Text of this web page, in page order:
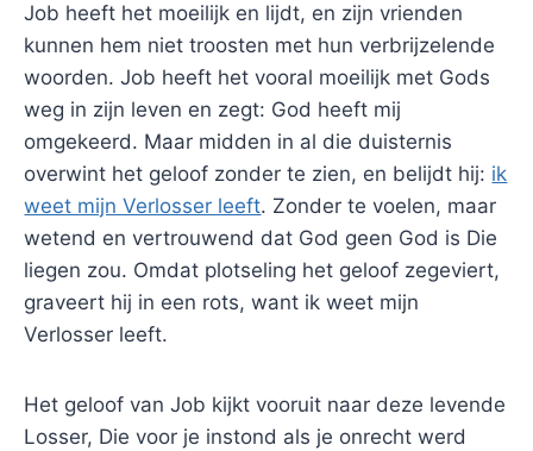
Job heeft het moeilijk en lijdt, en zijn vrienden
kunnen hem niet troosten met hun verbrijzelende
woorden. Job heeft het vooral moeilijk met Gods
weg in zijn leven en zegt: God heeft mij
omgekeerd. Maar midden in al die duisternis
overwint het geloof zonder te zien, en belijdt hij: ik
weet mijn Verlosser leeft. Zonder te voelen, maar
wetend en vertrouwend dat God geen God is Die
liegen zou. Omdat plotseling het geloof zegeviert,
graveert hij in een rots, want ik weet mijn
Verlosser leeft.
Het geloof van Job kijkt vooruit naar deze levende
Losser, Die voor je instond als je onrecht werd